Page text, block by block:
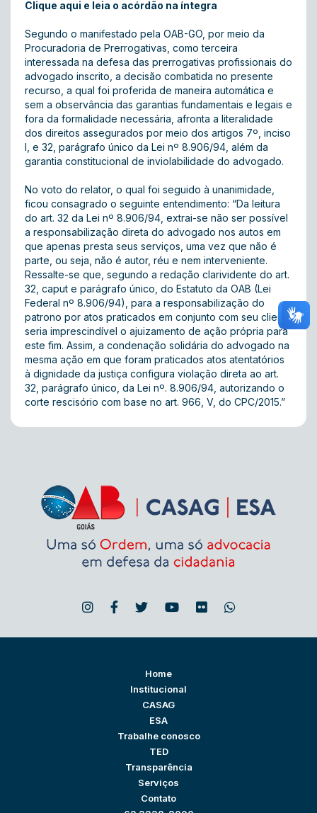
Clique aqui e leia o acórdão na íntegra
Segundo o manifestado pela OAB-GO, por meio da
Procuradoria de Prerrogativas, como terceira
interessada na defesa das prerrogativas profissionais do
advogado inscrito, a decisão combatida no presente
recurso, a qual foi proferida de maneira automática e
sem a observância das garantias fundamentais e legais e
fora da formalidade necessária, afronta a literalidade
dos direitos assegurados por meio dos artigos 7º, inciso
I, e 32, parágrafo único da Lei nº 8.906/94, além da
garantia constitucional de inviolabilidade do advogado.
No voto do relator, o qual foi seguido à unanimidade,
ficou consagrado o seguinte entendimento: “Da leitura
do art. 32 da Lei nº 8.906/94, extrai-se não ser possível
a responsabilização direta do advogado nos autos em
que apenas presta seus serviços, uma vez que não é
parte, ou seja, não é autor, réu e nem interveniente.
Ressalte-se que, segundo a redação clarividente do art.
32, caput e parágrafo único, do Estatuto da OAB (Lei
Federal nº 8.906/94), para a responsabilização do
patrono por atos praticados em conjunto com seu cliente
seria imprescindível o ajuizamento de ação própria para
este fim. Assim, a condenação solidária do advogado na
mesma ação em que foram praticados atos atentatórios
à dignidade da justiça configura violação direta ao art.
32, parágrafo único, da Lei nº. 8.906/94, autorizando o
corte rescisório com base no art. 966, V, do CPC/2015.”
Home
Institucional
CASAG
ESA
Trabalhe conosco
TED
Transparência
Serviços
Contato